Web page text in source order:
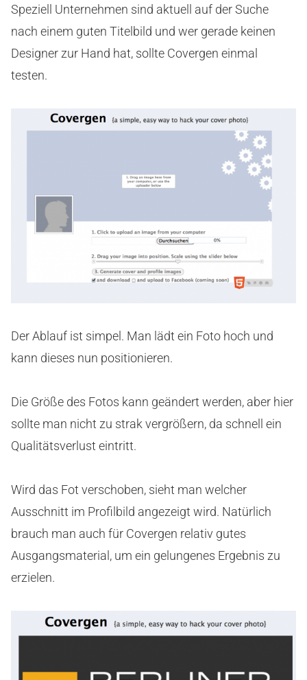
Speziell Unternehmen sind aktuell auf der Suche
nach einem guten Titelbild und wer gerade keinen
Designer zur Hand hat, sollte Covergen einmal
testen.
Der Ablauf ist simpel. Man lädt ein Foto hoch und
kann dieses nun positionieren.
Die Größe des Fotos kann geändert werden, aber hier
sollte man nicht zu strak vergrößern, da schnell ein
Qualitätsverlust eintritt.
Wird das Fot verschoben, sieht man welcher
Ausschnitt im Profilbild angezeigt wird. Natürlich
brauch man auch für Covergen relativ gutes
Ausgangsmaterial, um ein gelungenes Ergebnis zu
erzielen.